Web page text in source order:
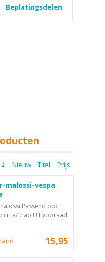
Beplatingsdelen
Nieuw Titel Prijs
malossi-vespa
Passend op:
citta/ ciao Uit vooraad
15,95